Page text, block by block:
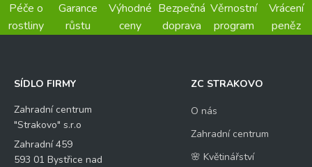
Péče o
rostliny
Garance
růstu
Výhodné
ceny
Bezpečná
doprava
Věrnostní
program
Vrácení
peněz
SÍDLO FIRMY
Zahradní centrum
"Strakovo" s.r.o
Zahradní 459
593 01 Bystřice nad
ZC STRAKOVO
O nás
Zahradní centrum
🌸 Květinářství